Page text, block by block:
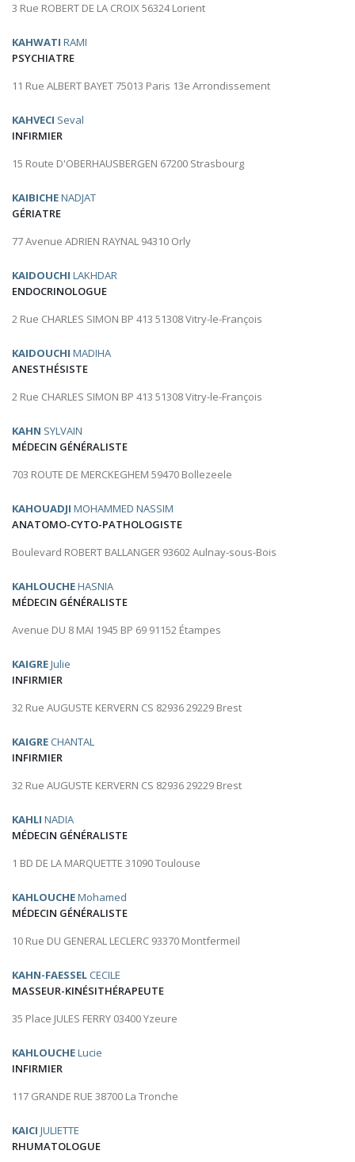
3 Rue ROBERT DE LA CROIX 56324 Lorient
KAHWATI RAMI
PSYCHIATRE
11 Rue ALBERT BAYET 75013 Paris 13e Arrondissement
KAHVECI Seval
INFIRMIER
15 Route D'OBERHAUSBERGEN 67200 Strasbourg
KAIBICHENADJAT
GÉRIATRE
77 Avenue ADRIEN RAYNAL 94310 Orly
KAIDOUCHI LAKHDAR
ENDOCRINOLOGUE
2 Rue CHARLES SIMON BP 413 51308 Vitry-le-François
KAIDOUCHI MADIHA
ANESTHÉSISTE
2 Rue CHARLES SIMON BP 413 51308 Vitry-le-François
KAHN SYLVAIN
MÉDECIN GÉNÉRALISTE
703 ROUTE DE MERCKEGHEM 59470 Bollezeele
KAHOUADJI MOHAMMED NASSIM
ANATOMO-CYTO-PATHOLOGISTE
Boulevard ROBERT BALLANGER 93602 Aulnay-sous-Bois
KAHLOUCHEHASNIA
MÉDECIN GÉNÉRALISTE
Avenue DU 8 MAI 1945 BP 69 91152 Étampes
KAIGREJulie
INFIRMIER
32 Rue AUGUSTE KERVERN CS 82936 29229 Brest
KAIGRE CHANTAL
INFIRMIER
32 Rue AUGUSTE KERVERN CS 82936 29229 Brest
KAHLI NADIA
MÉDECIN GÉNÉRALISTE
1 BD DE LA MARQUETTE 31090 Toulouse
KAHLOUCHEMohamed
MÉDECIN GÉNÉRALISTE
10 Rue DU GENERAL LECLERC 93370 Montfermeil
KAHN-FAESSEL CECILE
MASSEUR-KINÉSITHÉRAPEUTE
35 Place JULES FERRY 03400 Yzeure
KAHLOUCHELucie
INFIRMIER
117 GRANDE RUE 38700 La Tronche
KAICI JULIETTE
RHUMATOLOGUE